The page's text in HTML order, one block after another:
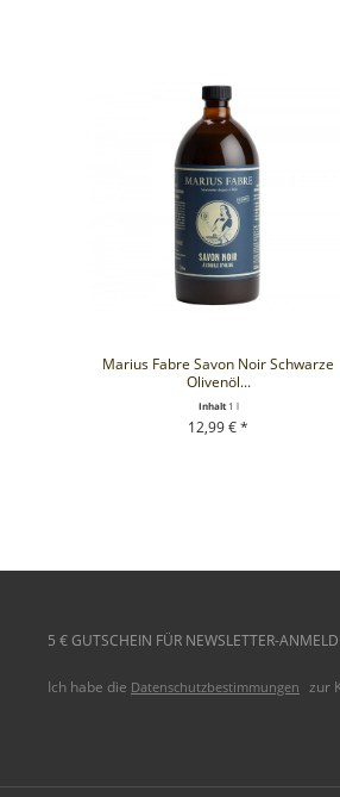
Marius Fabre Savon Noir Schwarze
Olivenöl...
Inhalt1 l
12,99 € *
5 € GUTSCHEIN FÜR NEWSLETTER-
Ich habe die Datenschutzbestimmungen zur